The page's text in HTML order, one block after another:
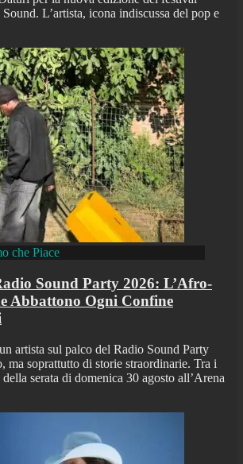
L’artista, icona indiscussa del pop e
che Piace
Sound Party 2026: L’Afro-
Abbattono Ogni Confine
artista sul palco del Radio Sound Party
ma soprattutto di storie straordinarie. Tra i
serata di domenica 30 agosto all’Arena